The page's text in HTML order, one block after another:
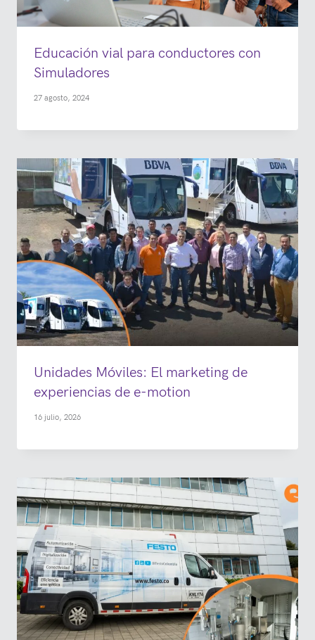
Educación vial para conductores con
Simuladores
27 agosto, 2024
Unidades Móviles: El marketing de
experiencias de e-motion
16 julio, 2026